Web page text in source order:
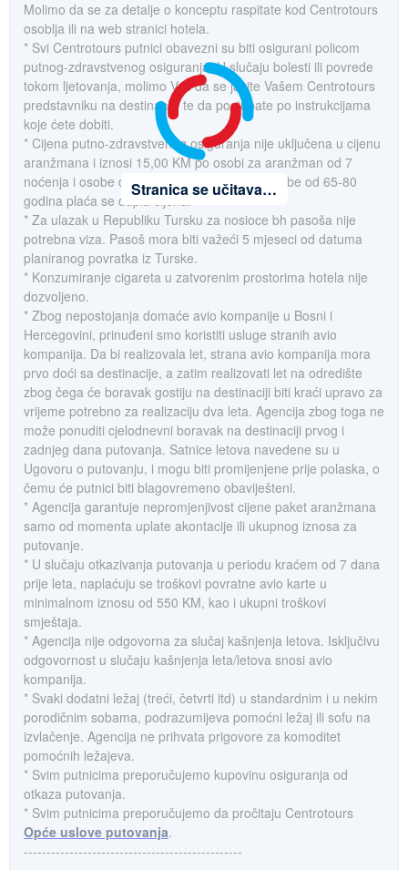
Molimo da se za detalje o konceptu raspitate kod Centrotours
osoblja ili na web stranici hotela.
* Svi Centrotours putnici obavezni su biti osigurani policom
putnog-zdravstvenog osiguranja. U slučaju bolesti ili povrede
tokom ljetovanja, molimo Vas da se javite Vašem Centrotours
predstavniku na destinaciji, te da postupate po instrukcijama
koje ćete dobiti.
* Cijena putno-zdravstvenog osiguranja nije uključena u cijenu
aranžmana i iznosi 15,00 KM po osobi za aranžman od 7
noćenja i osobe do 65 godina starosti. Za osobe od 65-80
godina plaća se dupla cijena.
* Za ulazak u Republiku Tursku za nosioce bh pasoša nije
potrebna viza. Pasoš mora biti važeći 5 mjeseci od datuma
planiranog povratka iz Turske.
* Konzumiranje cigareta u zatvorenim prostorima hotela nije
dozvoljeno.
* Zbog nepostojanja domaće avio kompanije u Bosni i
Hercegovini, prinuđeni smo koristiti usluge stranih avio
kompanija. Da bi realizovala let, strana avio kompanija mora
prvo doći sa destinacije, a zatim realizovati let na odredište
zbog čega će boravak gostiju na destinaciji biti kraći upravo za
vrijeme potrebno za realizaciju dva leta. Agencija zbog toga ne
može ponuditi cjelodnevni boravak na destinaciji prvog i
zadnjeg dana putovanja. Satnice letova navedene su u
Ugovoru o putovanju, i mogu biti promijenjene prije polaska, o
čemu će putnici biti blagovremeno obaviješteni.
* Agencija garantuje nepromjenjivost cijene paket aranžmana
samo od momenta uplate akontacije ili ukupnog iznosa za
putovanje.
* U slučaju otkazivanja putovanja u periodu kraćem od 7 dana
prije leta, naplaćuju se troškovi povratne avio karte u
minimalnom iznosu od 550 KM, kao i ukupni troškovi
smještaja.
* Agencija nije odgovorna za slučaj kašnjenja letova. Isključivu
odgovornost u slučaju kašnjenja leta/letova snosi avio
kompanija.
* Svaki dodatni ležaj (treći, četvrti itd) u standardnim i u nekim
porodičnim sobama, podrazumijeva pomoćni ležaj ili sofu na
izvlačenje. Agencija ne prihvata prigovore za komoditet
pomoćnih ležajeva.
* Svim putnicima preporučujemo kupovinu osiguranja od
otkaza putovanja.
* Svim putnicima preporučujemo da pročitaju Centrotours
Opće uslove putovanja.
------------------------------------------------
Stranica se učitava…